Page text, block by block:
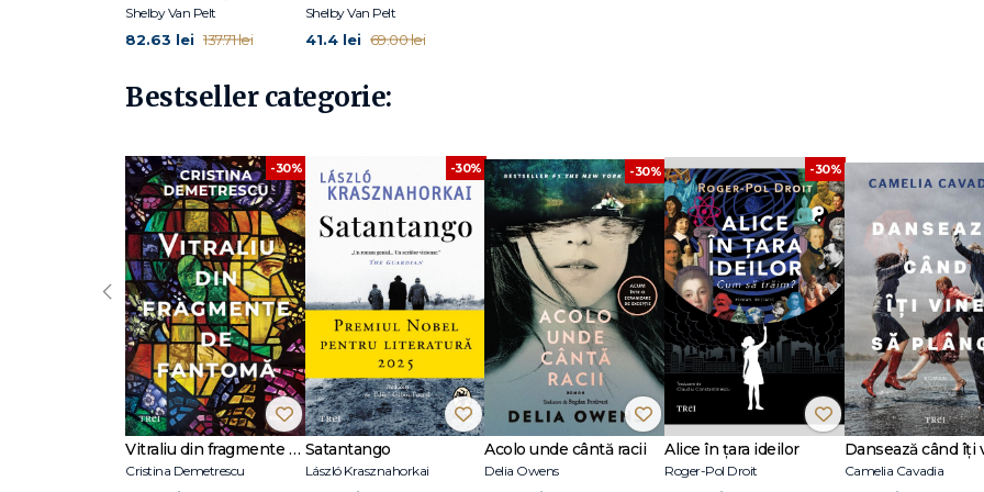
Shelby Van Pelt
82.63 lei 137.71 lei
Shelby Van Pelt
41.4 lei 69.00 lei
Bestseller categorie:
-30%
Vitraliu din fragmente de fantomă
Cristina Demetrescu
-30%
Satantango
László Krasznahorkai
-30%
Acolo unde cântă racii
Delia Owens
-30%
Alice în țara ideilor
Roger-Pol Droit Camelia Cavadia
‹